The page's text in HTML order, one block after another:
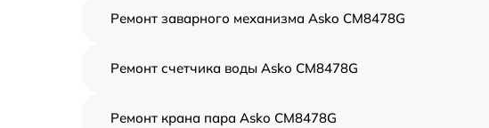
Ремонт заварного механизма Asko CM8478G
Ремонт счетчика воды Asko CM8478G
Ремонт крана пара Asko CM8478G